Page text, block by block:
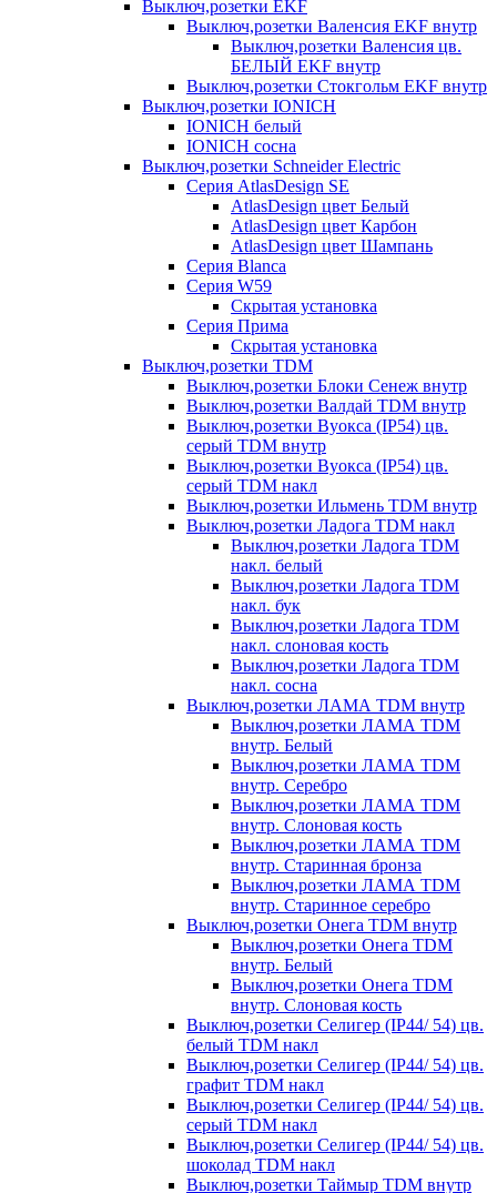
Выключ,розетки EKF
Выключ,розетки Валенсия EKF внутр
Выключ,розетки Валенсия цв.
БЕЛЫЙ EKF внутр
Выключ,розетки Стокгольм EKF внутр
Выключ,розетки IONICH
IONICH белый
IONICH сосна
Выключ,розетки Schneider Electric
Серия AtlasDesign SE
AtlasDesign цвет Белый
AtlasDesign цвет Карбон
AtlasDesign цвет Шампань
Серия Blanca
Серия W59
Скрытая установка
Серия Прима
Скрытая установка
Выключ,розетки TDM
Выключ,розетки Блоки Сенеж внутр
Выключ,розетки Валдай TDM внутр
Выключ,розетки Вуокса (IP54) цв.
серый TDM внутр
Выключ,розетки Вуокса (IP54) цв.
серый TDM накл
Выключ,розетки Ильмень TDM внутр
Выключ,розетки Ладога TDM накл
Выключ,розетки Ладога TDM
накл. белый
Выключ,розетки Ладога TDM
накл. бук
Выключ,розетки Ладога TDM
накл. слоновая кость
Выключ,розетки Ладога TDM
накл. сосна
Выключ,розетки ЛАМА TDM внутр
Выключ,розетки ЛАМА TDM
внутр. Белый
Выключ,розетки ЛАМА TDM
внутр. Серебро
Выключ,розетки ЛАМА TDM
внутр. Слоновая кость
Выключ,розетки ЛАМА TDM
внутр. Старинная бронза
Выключ,розетки ЛАМА TDM
внутр. Старинное серебро
Выключ,розетки Онега TDM внутр
Выключ,розетки Онега TDM
внутр. Белый
Выключ,розетки Онега TDM
внутр. Слоновая кость
Выключ,розетки Селигер (IP44/ 54) цв.
белый TDM накл
Выключ,розетки Селигер (IP44/ 54) цв.
графит TDM накл
Выключ,розетки Селигер (IP44/ 54) цв.
серый TDM накл
Выключ,розетки Селигер (IP44/ 54) цв.
шоколад TDM накл
Выключ,розетки Таймыр TDM внутр